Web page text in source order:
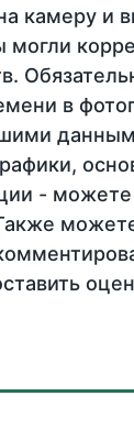
камеру и
в
-